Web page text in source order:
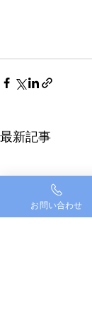
最新記事
お問い合わせ